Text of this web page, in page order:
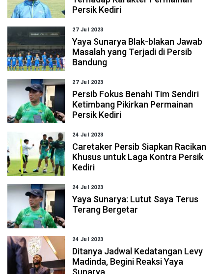
Persik Kediri
27 Jul 2023
Yaya Sunarya Blak-blakan Jawab
Masalah yang Terjadi di Persib
Bandung
27 Jul 2023
Persib Fokus Benahi Tim Sendiri
Ketimbang Pikirkan Permainan
Persik Kediri
24 Jul 2023
Caretaker Persib Siapkan Racikan
Khusus untuk Laga Kontra Persik
Kediri
24 Jul 2023
Yaya Sunarya: Lutut Saya Terus
Terang Bergetar
24 Jul 2023
Ditanya Jadwal Kedatangan Levy
Madinda, Begini Reaksi Yaya
Sunarya